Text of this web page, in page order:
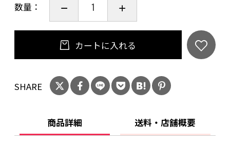
年以上続く老舗メーカーです。
✅【液体鉄分サプリメント/鉄分ドリンク】鉄分
だけでなく17種類のハーブやフルーツ、V.B1
V.B2 V.B6 V.B12などを含み、美容にもおすすめ
の液体鉄分サプリメント(鉄分ドリンク)です。日
本オリジナル配合で商品リニューアル。さらに
がベースとなっており、フルーティーで美味しく
毎日飲み続けやすい味になって美味しく鉄分補
数量：
カートに入れる
SHARE
商品詳細 送料・店舗概要